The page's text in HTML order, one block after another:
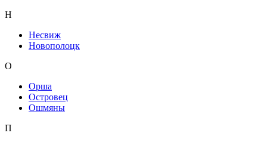
Н
Несвиж
Новополоцк
О
Орша
Островец
Ошмяны
П